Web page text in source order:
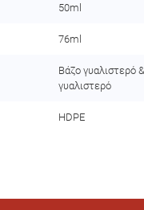
50ml
76ml
Βάζο γυαλιστερό
γυαλιστερό
HDPE